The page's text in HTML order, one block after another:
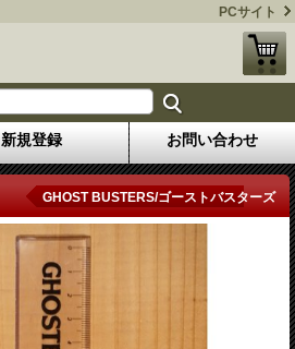
PCサイト
新規登録 お問い合わせ
GHOST BUSTERS/ゴーストバスターズ